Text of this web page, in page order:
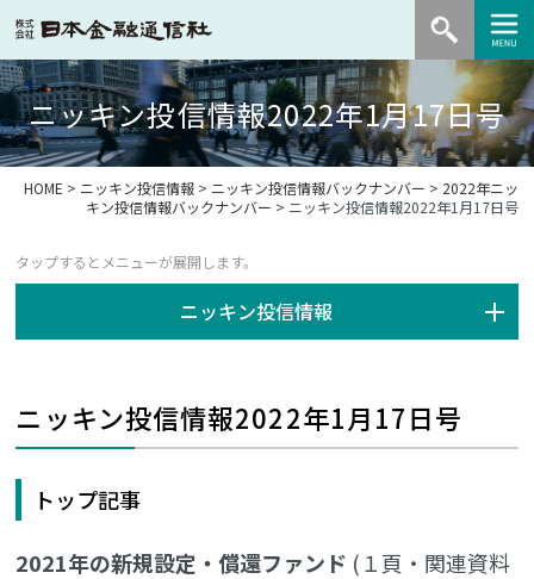
ニッキン投信情報2022年1月17日号
HOME > ニッキン投信情報> ニッキン投信情報バックナンバー > 2022年ニッ
キン投信情報バックナンバー > ニッキン投信情報2022年1月17日号
ニッキン投信情報
ニッキン投信情報2022年1月17日号
トップ記事
2021年の新規設定・償還ファンド (１頁・関連資料